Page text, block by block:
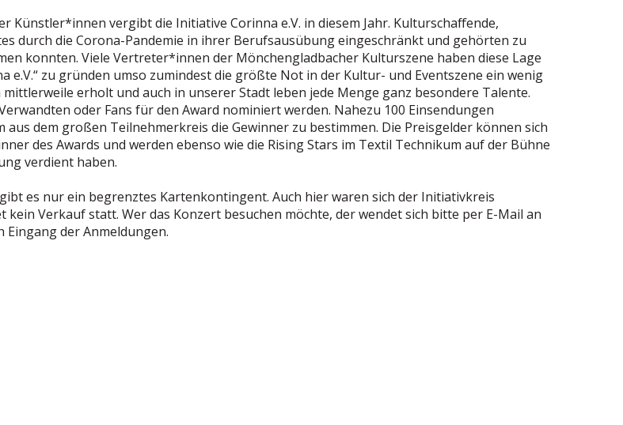
vergibt die Initiative Corinna e.V. in diesem Jahr. Kulturschaffende,
durch die Corona-Pandemie in ihrer Berufsausübung eingeschränkt und gehörten zu
konnten. Viele Vertreter*innen der Mönchengladbacher Kulturszene haben diese Lage
e.V.“ zu gründen umso zumindest die größte Not in der Kultur- und Eventszene ein wenig
erholt und auch in unserer Stadt leben jede Menge ganz besondere Talente.
oder Fans für den Award nominiert werden. Nahezu 100 Einsendungen
dem großen Teilnehmerkreis die Gewinner zu bestimmen. Die Preisgelder können sich
des Awards und werden ebenso wie die Rising Stars im Textil Technikum auf der Bühne
verdient haben.
es nur ein begrenztes Kartenkontingent. Auch hier waren sich der Initiativkreis
kein Verkauf statt. Wer das Konzert besuchen möchte, der wendet sich bitte per E-Mail an
Eingang der Anmeldungen.